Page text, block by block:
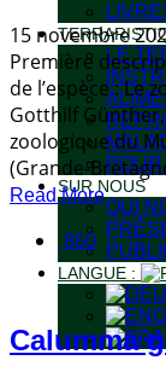
LE
SUR NOUS
QUI
LANGUE :
15 novembre
Première
de l’espèce : Le
Gotthilf
zoologique du
(Grande-
Read More
860
Calumma